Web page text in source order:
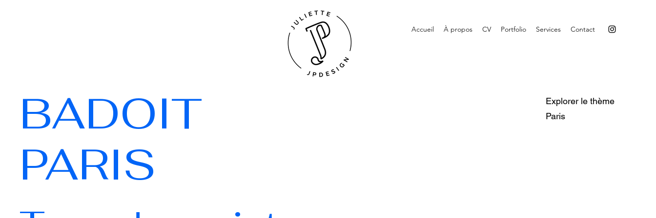
Accueil À propos CV Portfolio Services Contact
BADOIT
PARIS
Explorer le thème
Paris